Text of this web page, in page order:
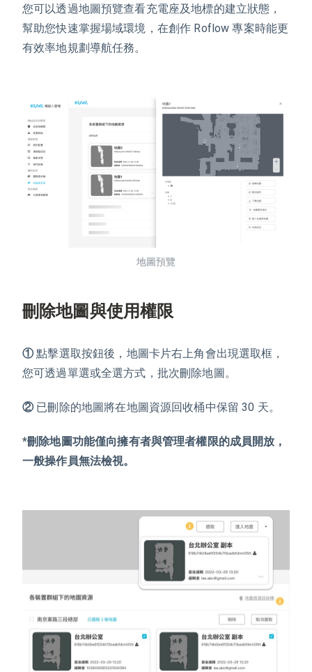
您可以透過地圖預覽查看充電座及地標的建立狀態，
幫助您快速掌握場域環境，在創作 Roflow 專案時能更
有效率地規劃導航任務。
地圖預覽
刪除地圖與使用權限
①點擊選取按鈕後，地圖卡片右上角會出現選取框，
您可透過單選或全選方式，批次刪除地圖。
② 已刪除的地圖將在地圖資源回收桶中保留 30 天。
*刪除地圖功能僅向擁有者與管理者權限的成員開放，
一般操作員無法檢視。